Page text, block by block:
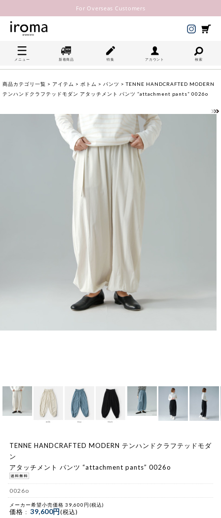
For Overseas Customers
メニュー 新着商品 特集 アカウント 検索
商品カテゴリ一覧 > アイテム > ボトム > パンツ > TENNE HANDCRAFTED MODERN
テンハンドクラフテッドモダン アタッチメント パンツ “attachment pants” 0026o
TENNE HANDCRAFTED MODERN テンハンドクラフテッドモダ
ン
アタッチメント パンツ “attachment pants” 0026o
0026o
メーカー希望小売価格 39,600円(税込)
価格 : 39,600円(税込)